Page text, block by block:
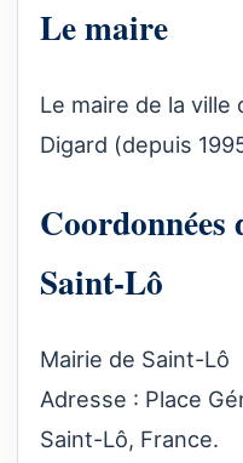
Le maire
Le maire de la
Digard (depuis
Saint-Lô
Mairie de Saint-Lô
Adresse : Place
Saint-Lô, France.